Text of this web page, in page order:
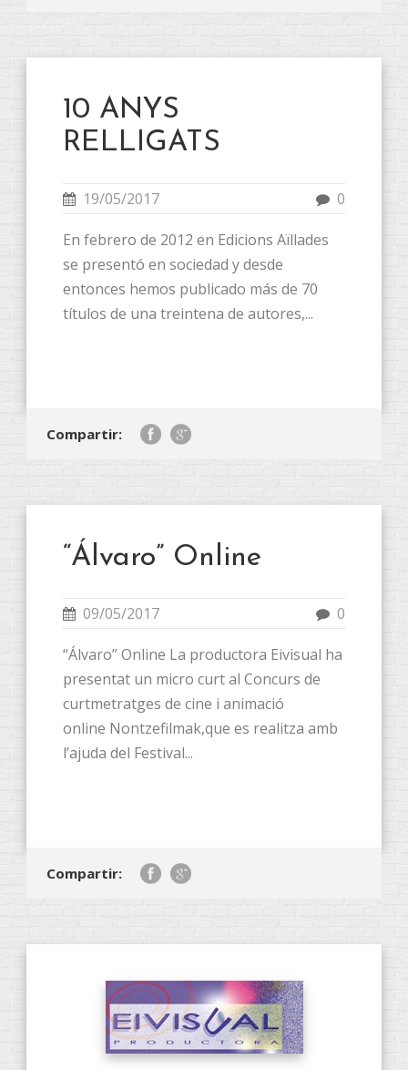
10 ANYS
RELLIGATS
19/05/2017 0
En febrero de 2012 en Edicions Aïllades
se presentó en sociedad y desde
entonces hemos publicado más de 70
títulos de una treintena de autores,...
Compartir:
“Álvaro” Online
09/05/2017 0
“Álvaro” Online La productora Eivisual ha
presentat un micro curt al Concurs de
curtmetratges de cine i animació
online Nontzefilmak,que es realitza amb
l’ajuda del Festival...
Compartir: